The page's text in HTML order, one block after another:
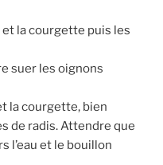
la courgette puis les
suer les oignons
la courgette, bien
de radis. Attendre que
l’eau et le bouillon